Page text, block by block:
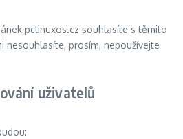
pclinuxos.cz souhlasíte s těmito
nesouhlasíte, prosím, nepoužívejte
uživatelů